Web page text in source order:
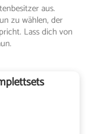
aus.
zu wählen, der
Lass dich von